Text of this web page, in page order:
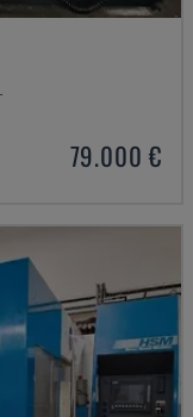
79.000 €